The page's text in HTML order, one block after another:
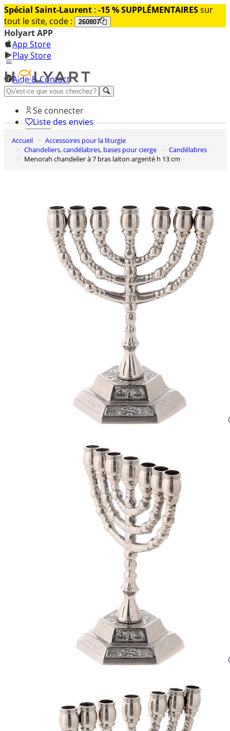
Spécial Saint-Laurent : -15 % SUPPLÉMENTAIRESsur
tout le site, code :
260807
Holyart APP
App Store
Play Store
Aide & Contact
Découvrez Premium
Se connecter
Liste des envies
0
Panier
Accueil
Accessoires pour la liturgie
Chandeliers, candélabres, bases pour cierge
Candélabres
Menorah chandelier à 7 bras laiton argenté h 13 cm